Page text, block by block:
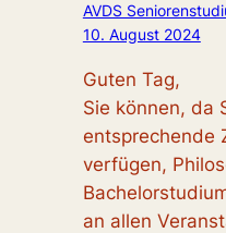
AVDS
10. August 2024
Guten Tag,
Sie können, da
entsprechende
verfügen,
an allen